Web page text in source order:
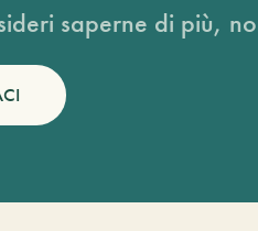
saperne di più,